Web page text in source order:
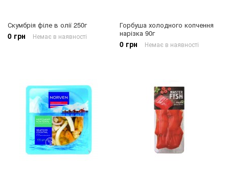
Скумбрія філе в олії 250г
0 грн Немає в наявності
Горбуша холодного копчення
нарізка 90г
0 грн Немає в наявності